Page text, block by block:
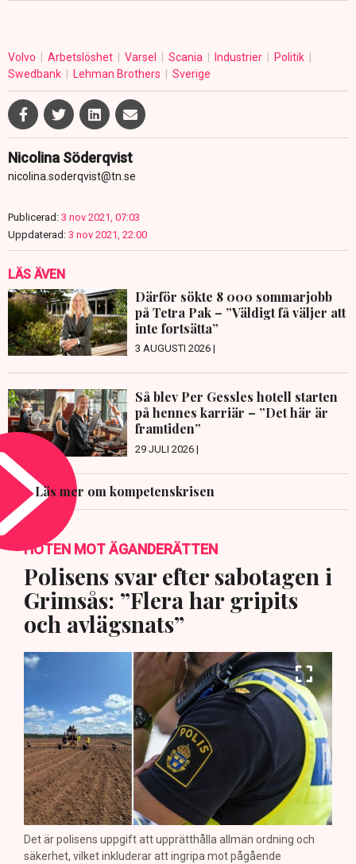
Volvo Arbetslöshet Varsel Scania Industrier
Politik
Swedbank
Lehman Brothers Sverige
Nicolina Söderqvist
nicolina.soderqvist@tn.se
Publicerad: 3 nov 2021, 07:03
Uppdaterad: 3 nov 2021, 22:00
LÄS ÄVEN
Därför sökte 8 000 sommarjobb
på Tetra Pak – ”Väldigt få väljer att
inte fortsätta”
3 AUGUSTI 2026 |
Så blev Per Gessles hotell starten
på hennes karriär – ”Det här är
framtiden”
29 JULI 2026 |
Läs mer om kompetenskrisen
HOTEN MOT ÄGANDERÄTTEN
Polisens svar efter sabotagen i
Grimsås: ”Flera har gripits
och avlägsnats”
Det är polisens uppgift att upprätthålla allmän ordning och
säkerhet, vilket inkluderar att ingripa mot pågående